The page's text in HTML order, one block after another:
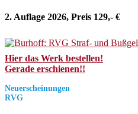
2. Auflage 2026, Preis 129,- €
Hier das Werk bestellen!
Gerade erschienen!!
Neuerscheinungen
RVG